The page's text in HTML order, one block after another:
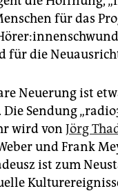
für das
für die
Neuerung ist
Sendung
wird von Jörg
und Frank
ist zum